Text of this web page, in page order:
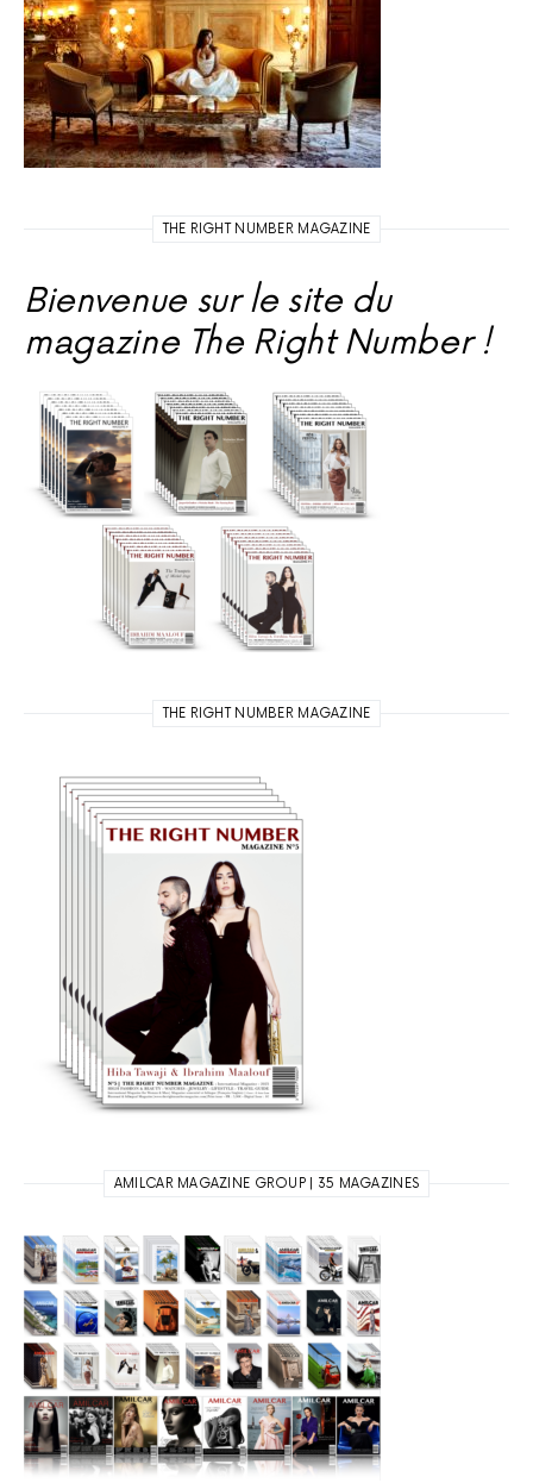
THE RIGHT NUMBER MAGAZINE
Bienvenue sur le site du
magazine The Right Number !
THE RIGHT NUMBER MAGAZINE
AMILCAR MAGAZINE GROUP | 35 MAGAZINES